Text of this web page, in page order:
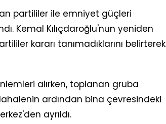
partililer ile emniyet güçleri
Kemal Kılıçdaroğlu'nun yeniden
kararı tanımadıklarını belirterek
alırken, toplanan gruba
ardından bina çevresindeki
ayrıldı.